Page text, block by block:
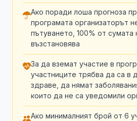
Ако поради лоша прогноза
програмата организаторът
пътуването, 100% от сумата
възстановява
За да вземат участие в
участниците трябва да са в
здраве, да нямат
които да не са уведомили
Ако минималният брой от 6